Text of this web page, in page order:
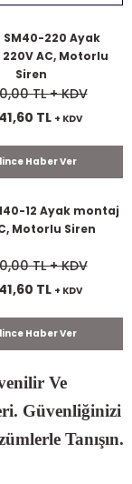
220 Ayak
220V AC, Motorlu
Siren
TL+ KDV
TL + KDV
Haber Ver
12 Ayak montaj
Motorlu Siren
TL+ KDV
TL + KDV
Haber Ver
Ve
Güvenliğinizi
Tanışın.